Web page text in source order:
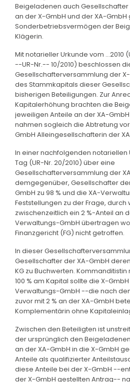
Beigeladenen auch Gesellschafter
an der X-GmbH und der XA-
Sonderbetriebsvermögen der
Klägerin.
Mit notarieller Urkunde vom
--UR-Nr.-- 10/2010) beschlossen
Gesellschafterversammlung der
des Stammkapitals dieser
bisherigen Beteiligungen. Zur
Kapitalerhöhung brachten die
jeweiligen Anteile an der XA-
nahmen sogleich die Abtretung
GmbH Alleingesellschafterin der
In einer nachfolgenden notariellen
Tag (UR-Nr. 20/2010) über eine
Gesellschafterversammlung der
demgegenüber, Gesellschafter
GmbH zu 98 % und die XA-
Feststellungen zu der Frage,
zwischenzeitlich ein 2 %-Anteil an
Verwaltungs-GmbH übertragen
Finanzgericht (FG) nicht getroffen.
In dieser
Gesellschafter der XA-GmbH
KG zu Buchwerten.
100 % am Kapital sollte die X-
Verwaltungs-GmbH --die nach
zuvor mit 2 % an der XA-GmbH
Komplementärin ohne
Zwischen den Beteiligten ist
der ursprünglich den
an der XA-GmbH in die X-GmbH
Anteile als qualifizierter
diese Anteile bei der X-GmbH --
der X-GmbH gestellten Antrag--